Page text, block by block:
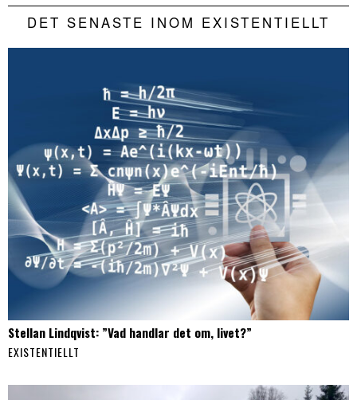
DET SENASTE INOM EXISTENTIELLT
Stellan Lindqvist: ”Vad handlar det om, livet?”
EXISTENTIELLT